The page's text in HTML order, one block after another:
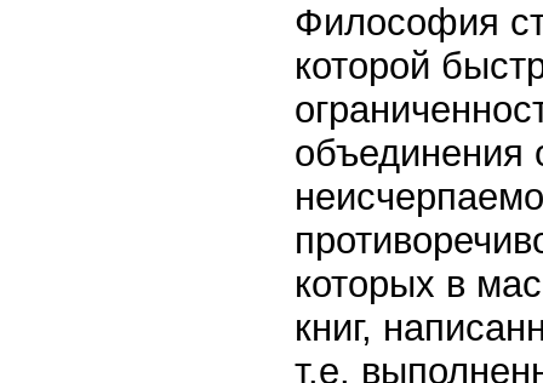
Философия
которой
объединения
которых в
книг,
т.е.